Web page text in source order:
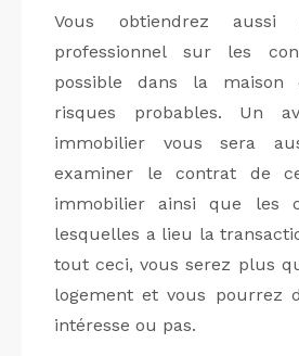
Vous obtiendrez
professionnel sur les
possible dans la
risques probables. Un
immobilier vous sera
examiner le contrat de
immobilier ainsi que les
lesquelles a lieu la
tout ceci, vous serez plus
logement et vous pourrez
intéresse ou pas.